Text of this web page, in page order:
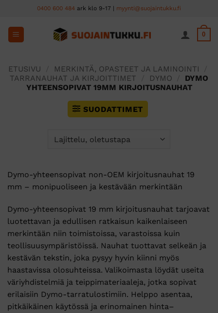
content
0400 600 484 ark klo 9-17 | myynti@suojaintukku.fi
0
ETUSIVU MERKINTÄ, OPASTEET JA LAMINOINTI
TARRANAUHAT JA KIRJOITTIMET
DYMO
DYMO
YHTEENSOPIVAT 19MM KIRJOITUSNAUHAT
SUODATTIMET
Dymo-yhteensopivat non-OEM kirjoitusnauhat 19
mm – monipuoliseen ja kestävään merkintään
Dymo-yhteensopivat 19 mm kirjoitusnauhat tarjoavat
luotettavan ja edullisen ratkaisun kaikenlaiseen
merkintään niin toimistoissa, varastoissa kuin
teollisuusympäristöissä. Nauhat tuottavat selkeän ja
kestävän tekstin, joka pysyy hyvin kiinni myös
haastavissa olosuhteissa. Valikoimasta löydät useita
väriyhdistelmiä ja teippimateriaaleja, jotka sopivat
erilaisiin Dymo-tarratulostimiin. Helppo asentaa,
pitkäikäinen käytössä ja erinomainen hinta–